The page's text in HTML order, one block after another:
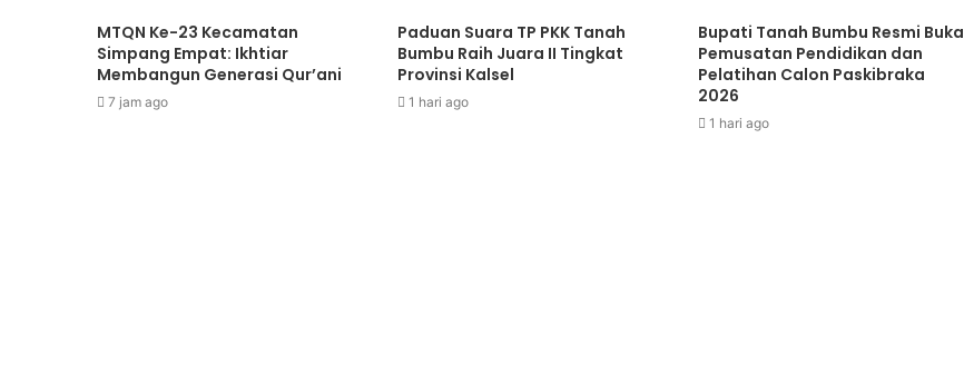
MTQN Ke-23 Kecamatan
Simpang Empat: Ikhtiar
Membangun Generasi Qur’ani
7 jam ago
Paduan Suara TP PKK Tanah
Bumbu Raih Juara II Tingkat
Provinsi Kalsel
1 hari ago
Bupati Tanah Bumbu Resmi Buka
Pemusatan Pendidikan dan
Pelatihan Calon Paskibraka
2026
1 hari ago